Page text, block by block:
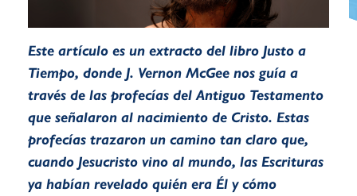
Este artículo es un extracto del libro Justo a
Tiempo, donde J. Vernon McGee nos guía a
través de las profecías del Antiguo Testamento
que señalaron al nacimiento de Cristo. Estas
profecías trazaron un camino tan claro que,
cuando Jesucristo vino al mundo, las Escrituras
ya habían revelado quién era Él y cómo